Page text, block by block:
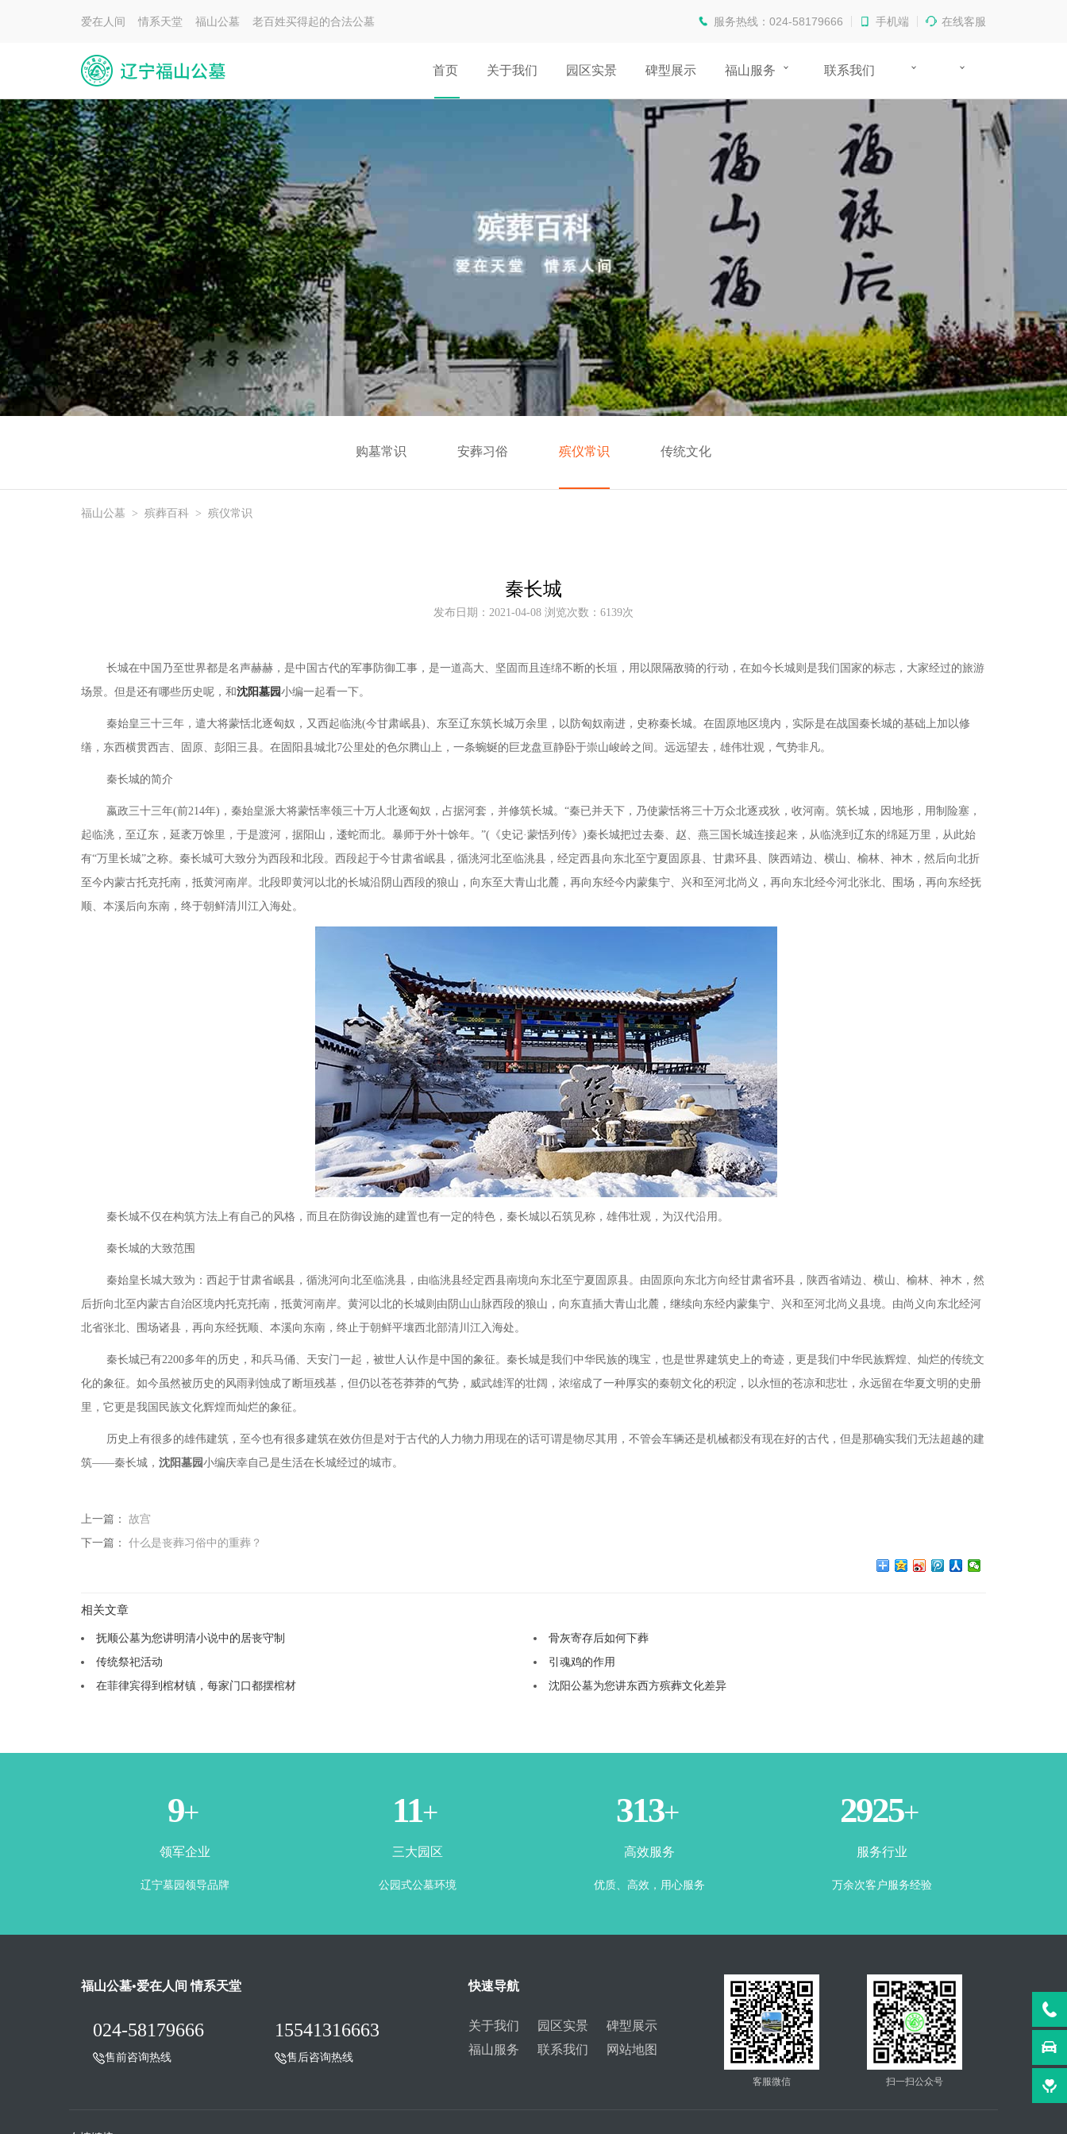
爱在人间 情系天堂 福山公墓 老百姓买得起的合法公墓 服务热线：024-58179666 手机端 在线客服
首页 关于我们 园区实景 碑型展示 福山服务 联系我们
购墓常识 安葬习俗 殡仪常识 传统文化
福山公墓 > 殡葬百科 > 殡仪常识
秦长城
发布日期：2021-04-08 浏览次数：6139次
长城在中国乃至世界都是名声赫赫，是中国古代的军事防御工事，是一道高大、坚固而且连绵不断的长垣，用以限隔敌骑的行动，在如今长城则是我们国家的标志，大家经过的旅游
场景。但是还有哪些历史呢，和沈阳墓园小编一起看一下。
秦始皇三十三年，遣大将蒙恬北逐匈奴，又西起临洮(今甘肃岷县)、东至辽东筑长城万余里，以防匈奴南进，史称秦长城。在固原地区境内，实际是在战国秦长城的基础上加以修
缮，东西横贯西吉、固原、彭阳三县。在固阳县城北7公里处的色尔腾山上，一条蜿蜒的巨龙盘亘静卧于崇山峻岭之间。远远望去，雄伟壮观，气势非凡。
秦长城的简介
嬴政三十三年(前214年)，秦始皇派大将蒙恬率领三十万人北逐匈奴，占据河套，并修筑长城。“秦已并天下，乃使蒙恬将三十万众北逐戎狄，收河南。筑长城，因地形，用制险塞，
起临洮，至辽东，延袤万馀里，于是渡河，据阳山，逶蛇而北。暴师于外十馀年。”(《史记·蒙恬列传》)秦长城把过去秦、赵、燕三国长城连接起来，从临洮到辽东的绵延万里，从此始
有“万里长城”之称。秦长城可大致分为西段和北段。西段起于今甘肃省岷县，循洮河北至临洮县，经定西县向东北至宁夏固原县、甘肃环县、陕西靖边、横山、榆林、神木，然后向北折
至今内蒙古托克托南，抵黄河南岸。北段即黄河以北的长城沿阴山西段的狼山，向东至大青山北麓，再向东经今内蒙集宁、兴和至河北尚义，再向东北经今河北张北、围场，再向东经抚
顺、本溪后向东南，终于朝鲜清川江入海处。
秦长城不仅在构筑方法上有自己的风格，而且在防御设施的建置也有一定的特色，秦长城以石筑见称，雄伟壮观，为汉代沿用。
秦长城的大致范围
秦始皇长城大致为：西起于甘肃省岷县，循洮河向北至临洮县，由临洮县经定西县南境向东北至宁夏固原县。由固原向东北方向经甘肃省环县，陕西省靖边、横山、榆林、神木，然
后折向北至内蒙古自治区境内托克托南，抵黄河南岸。黄河以北的长城则由阴山山脉西段的狼山，向东直插大青山北麓，继续向东经内蒙集宁、兴和至河北尚义县境。由尚义向东北经河
北省张北、围场诸县，再向东经抚顺、本溪向东南，终止于朝鲜平壤西北部清川江入海处。
秦长城已有2200多年的历史，和兵马俑、天安门一起，被世人认作是中国的象征。秦长城是我们中华民族的瑰宝，也是世界建筑史上的奇迹，更是我们中华民族辉煌、灿烂的传统文
化的象征。如今虽然被历史的风雨剥蚀成了断垣残基，但仍以苍苍莽莽的气势，威武雄浑的壮阔，浓缩成了一种厚实的秦朝文化的积淀，以永恒的苍凉和悲壮，永远留在华夏文明的史册
里，它更是我国民族文化辉煌而灿烂的象征。
历史上有很多的雄伟建筑，至今也有很多建筑在效仿但是对于古代的人力物力用现在的话可谓是物尽其用，不管会车辆还是机械都没有现在好的古代，但是那确实我们无法超越的建
筑——秦长城， 沈阳墓园小编庆幸自己是生活在长城经过的城市。
上一篇： 故宫
下一篇： 什么是丧葬习俗中的重葬？
相关文章
抚顺公墓为您讲明清小说中的居丧守制
骨灰寄存后如何下葬
传统祭祀活动
引魂鸡的作用
在菲律宾得到棺材镇，每家门口都摆棺材
沈阳公墓为您讲东西方殡葬文化差异
1+
领军企业
辽宁墓园领导品牌
3+
三大园区
公园式公墓环境
365+
高效服务
优质、高效，用心服务
3500+
服务行业
万余次客户服务经验
福山公墓•爱在人间 情系天堂
024-58179666
售前咨询热线
15541316663
售后咨询热线
快速导航
关于我们 园区实景
碑型展示
福山服务
联系我们 网站地图
客服微信 扫一扫公众号